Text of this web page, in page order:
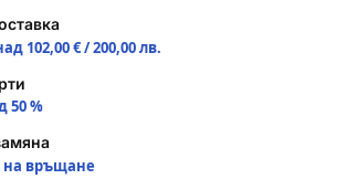
102,00 € / 200,00 лв.
50 %
на връщане